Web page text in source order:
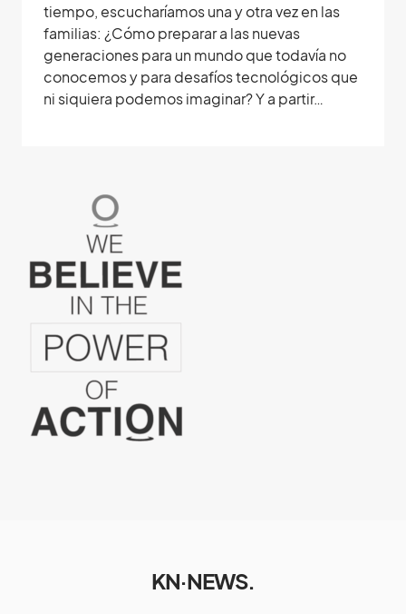
tiempo, escucharíamos una y otra vez en las
familias: ¿Cómo preparar a las nuevas
generaciones para un mundo que todavía no
conocemos y para desafíos tecnológicos que
ni siquiera podemos imaginar? Y a partir…
KN·NEWS.